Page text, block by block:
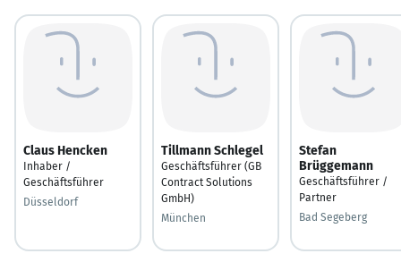
Claus Hencken
Inhaber /
Geschäftsführer
Düsseldorf
Tillmann Schlegel
Geschäftsführer (GB
Contract Solutions
GmbH)
München
Stefan
Brüggemann
Geschäftsführer /
Partner
Bad Segeberg